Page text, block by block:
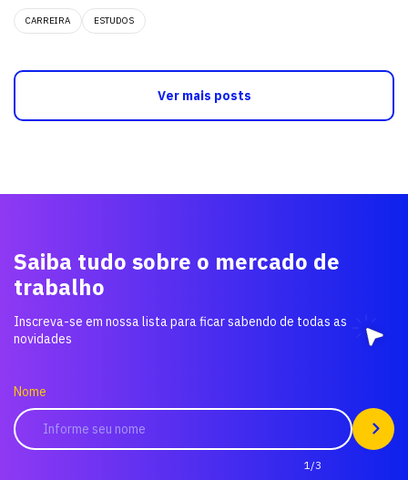
CARREIRA ESTUDOS
Ver mais posts
Saiba tudo sobre o mercado de
trabalho
Inscreva-se em nossa lista para ficar sabendo de todas as
novidades
Nome
1/3